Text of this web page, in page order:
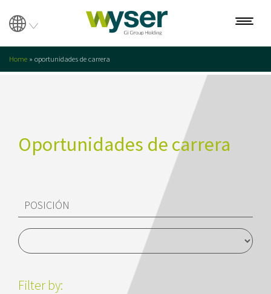
Home » oportunidades de carrera
Servicios
Transformación
Interim Management
Sectores
Oportunidades de carrera
Filter by: